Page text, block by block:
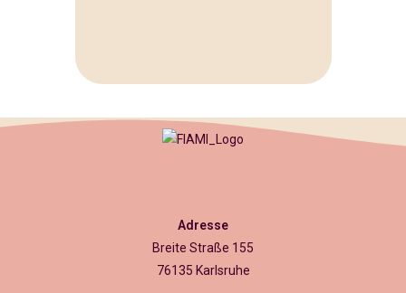
Adresse
Breite Straße 155
76135 Karlsruhe